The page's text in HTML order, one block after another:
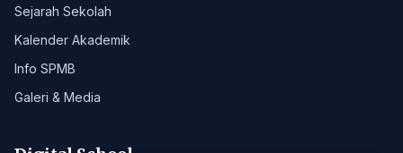
Sejarah Sekolah
Kalender Akademik
Info SPMB
Galeri & Media